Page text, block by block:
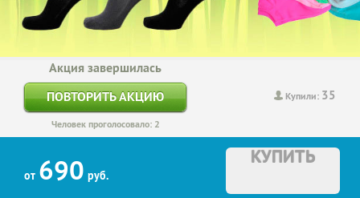
Купили: 35
Акция завершилась
ПОВТОРИТЬ АКЦИЮ
Человек проголосовало: 2
от 690 руб.
КУПИТЬ